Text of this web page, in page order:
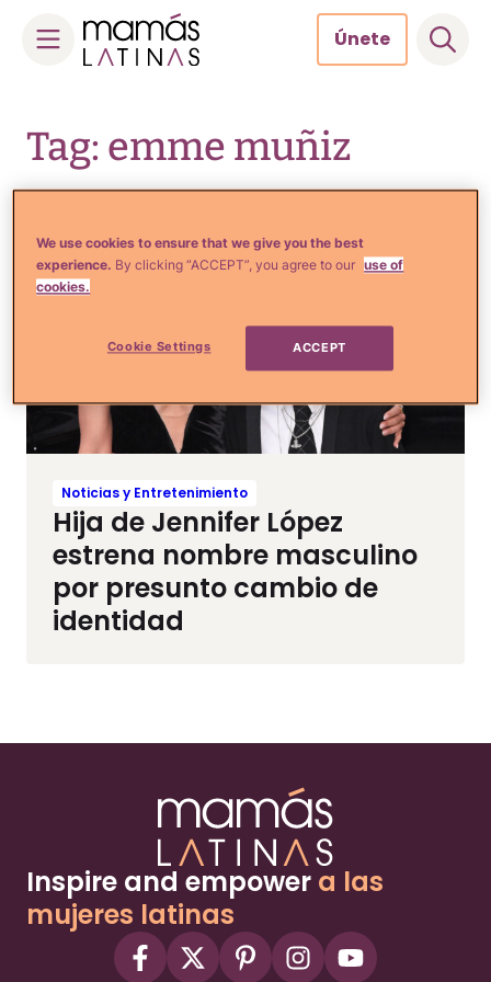
content
Únete
Tag: emme muñiz
Noticias y Entretenimiento
Hija de Jennifer López
estrena nombre masculino
por presunto cambio de
identidad
Inspire and empower a las
mujeres latinas
We use cookies to ensure that we give you the best
experience. By clicking “ACCEPT”, you agree to our use of
cookies.
Cookie Settings ACCEPT